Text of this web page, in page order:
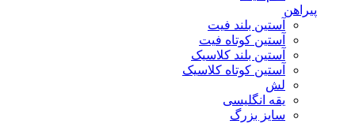
پیراهن
آستین بلند فیت
آستین کوتاه فیت
آستین بلند کلاسیک
آستین کوتاه کلاسیک
لش
یقه انگلیسی
سایز بزرگ